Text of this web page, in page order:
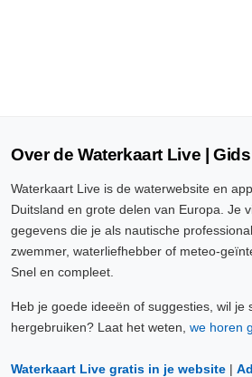
Over de Waterkaart Live | Gids
Waterkaart Live is de waterwebsite en
Duitsland en grote delen van Europa. Je
gegevens die je als nautische
zwemmer, waterliefhebber of meteo-
Snel en compleet.
Heb je goede ideeën of suggesties, wil je
hergebruiken? Laat het weten, we horen
Waterkaart Live gratis in je website |